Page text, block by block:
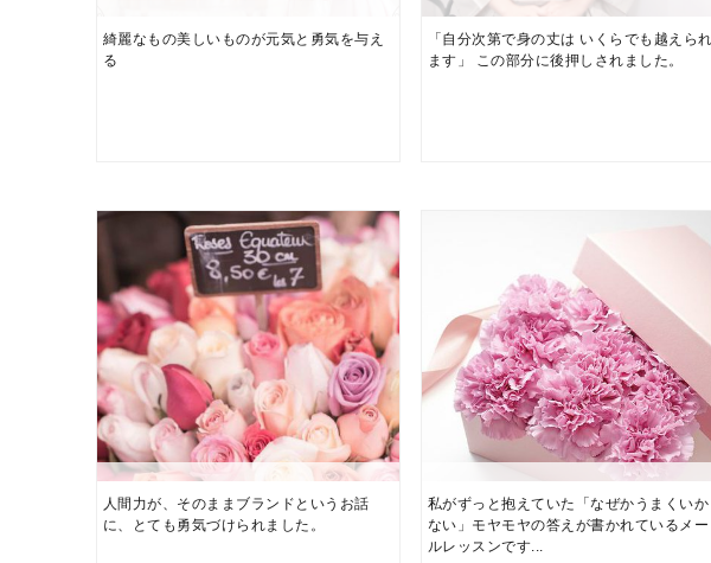
綺麗なもの美しいものが元気と勇気を与え
る
「自分次第で身の丈は いくらでも越えられ
ます」 この部分に後押しされました。
人間力が、そのままブランドというお話
に、とても勇気づけられました。
私がずっと抱えていた「なぜかうまくいか
ない」モヤモヤの答えが書かれているメー
ルレッスンです...